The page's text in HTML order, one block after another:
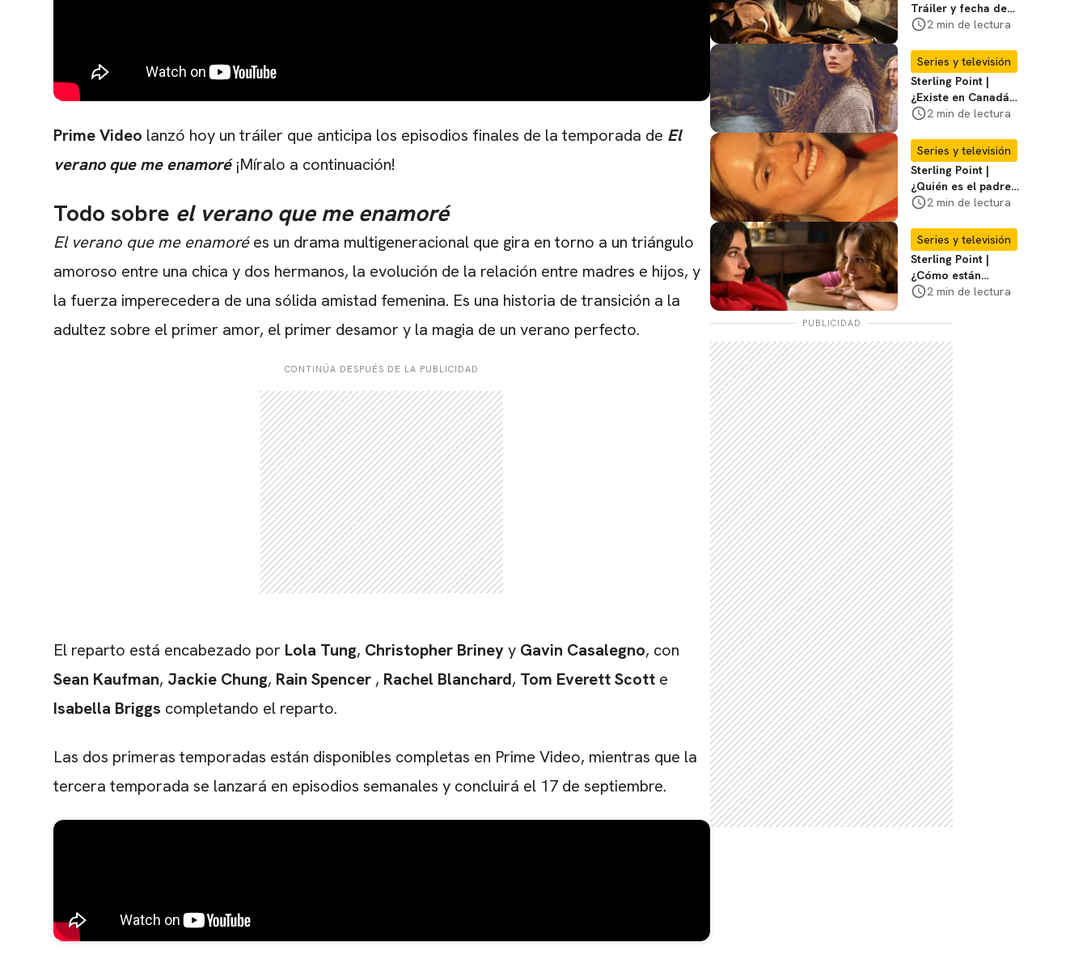
Prime Video lanzó hoy un tráiler que anticipa los episodios finales de la temporada de El
verano que me enamoré¡Míralo a continuación!
Todo sobre el verano que me enamoré
El verano que me enamorées un drama multigeneracional que gira en torno a un triángulo
amoroso entre una chica y dos hermanos, la evolución de la relación entre madres e hijos, y
la fuerza imperecedera de una sólida amistad femenina. Es una historia de transición a la
adultez sobre el primer amor, el primer desamor y la magia de un verano perfecto.
CONTINÚA DESPUÉS DE LA PUBLICIDAD
El reparto está encabezado por Lola Tung, Christopher Brineyy Gavin Casalegno, con
Sean Kaufman, Jackie Chung, Rain Spencer , Rachel Blanchard, Tom EverettScott e
Isabella Briggs completando el reparto.
Las dos primeras temporadas están disponibles completas en Prime Video, mientras que la
tercera temporada se lanzará en episodios semanales y concluirá el 17 de septiembre.
Tráiler y fecha de
estreno de la nueva
2 min de lectura
Series y televisión
Sterling Point |
¿Existe en Canadá
la isla de la que
Entérate
2 min de lectura
Series y televisión
Sterling Point |
¿Quién es el padre
biológico de
decimos
2 min de lectura
Series y televisión
Sterling Point |
¿Cómo están
conectados Annie,
Te explicamos
2 min de lectura
PUBLICIDAD